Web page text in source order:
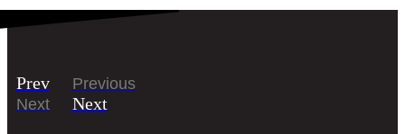
Prev
Previous
Next
Next